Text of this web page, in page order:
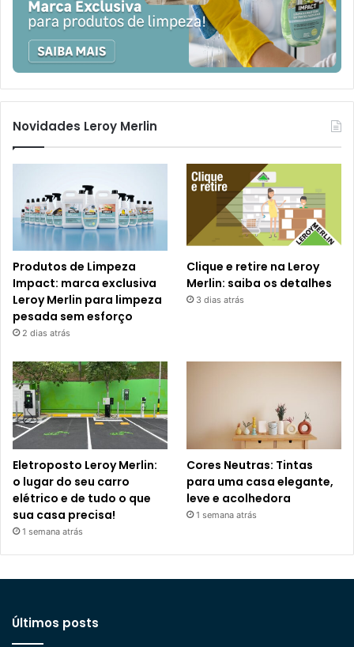
Novidades Leroy Merlin
Produtos de Limpeza
Impact: marca exclusiva
Leroy Merlin para limpeza
pesada sem esforço
2 dias atrás
Clique e retire na Leroy
Merlin: saiba os detalhes
3 dias atrás
Eletroposto Leroy Merlin:
o lugar do seu carro
elétrico e de tudo o que
sua casa precisa!
1 semana atrás
Cores Neutras: Tintas
para uma casa elegante,
leve e acolhedora
1 semana atrás
Últimos posts